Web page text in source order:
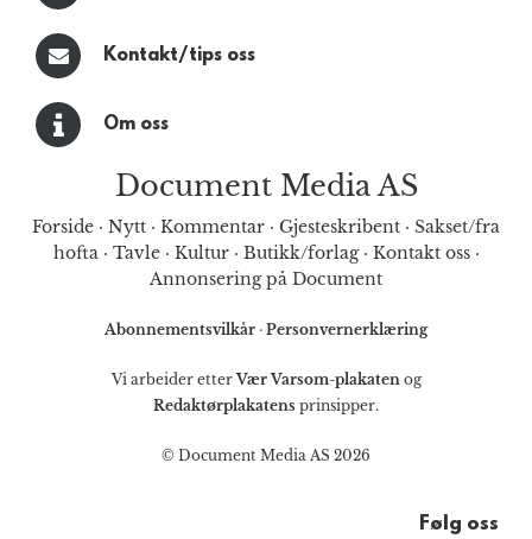
Kontakt/tips oss
Om oss
Document Media AS
Forside · Nytt · Kommentar · Gjesteskribent · Sakset/fra
hofta· Tavle· Kultur· Butikk/forlag· Kontakt oss·
Annonsering på Document
Abonnementsvilkår · Personvernerklæring
Vi arbeider etterVær Varsom-plakatenog
Redaktørplakatens prinsipper.
© Document Media AS 2026
Følg oss